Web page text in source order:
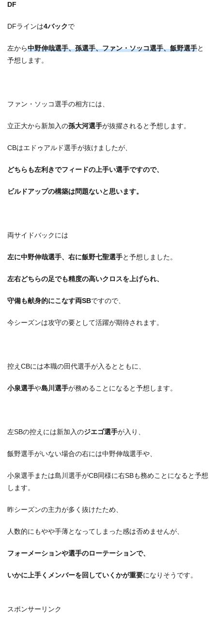
DF
DFラインは4バックで
左から中野伸哉選手、孫選手、ファン・ソッコ選手、飯野選手と
予想します。
ファン・ソッコ選手の相方には、
立正大から新加入の孫大河選手が抜擢されると予想します。
CBはエドゥアルド選手が抜けましたが、
どちらも左利きでフィードの上手い選手ですので、
ビルドアップの構築は問題ないと思います。
両サイドバックには
左に中野伸哉選手、右に飯野七聖選手と予想しました。
左右どちらの足でも精度の高いクロスを上げられ、
守備も献身的にこなす両SBですので、
今シーズンは攻守の要として活躍が期待されます。
控えCBには本職の田代選手が入るとともに、
小泉選手や島川選手が務めることになると予想します。
左SBの控えには新加入のジエゴ選手が入り、
飯野選手がいない場合の右には中野伸哉選手や、
小泉選手または島川選手がCB同様に右SBも務めことになると予想
します。
昨シーズンの主力が多く抜けたため、
人数的にもやや手薄となってしまった感は否めませんが、
フォーメーションや選手のローテーションで、
いかに上手くメンバーを回していくかが重要になりそうです。
スポンサーリンク